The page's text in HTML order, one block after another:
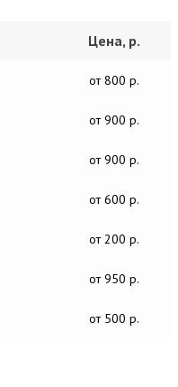
Цена, р.
от 800 р.
от 900 р.
от 900 р.
от 600 р.
от 200 р.
от 950 р.
от 500 р.